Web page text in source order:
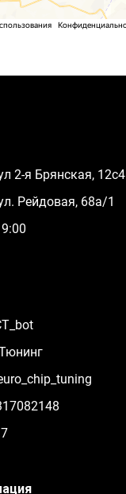
2-я Брянская, 12с4
Рейдовая, 68а/1